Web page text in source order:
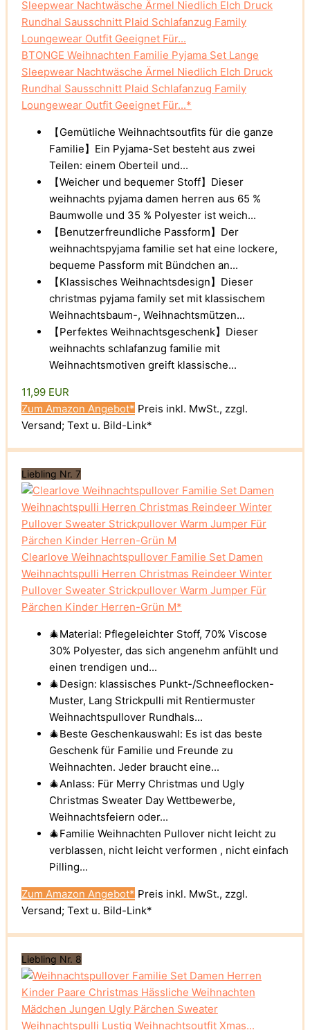
BTONGE Weihnachten Familie Pyjama Set Lange
Sleepwear Nachtwäsche Ärmel Niedlich Elch Druck
Rundhal Sausschnitt Plaid Schlafanzug Family
Loungewear Outfit Geeignet Für...*
【Gemütliche Weihnachtsoutfits für die ganze
Familie】Ein Pyjama-Set besteht aus zwei
Teilen: einem Oberteil und...
【Weicher und bequemer Stoff】Dieser
weihnachts pyjama damen herren aus 65 %
Baumwolle und 35 % Polyester ist weich...
【Benutzerfreundliche Passform】Der
weihnachtspyjama familie set hat eine lockere,
bequeme Passform mit Bündchen an...
【Klassisches Weihnachtsdesign】Dieser
christmas pyjama family set mit klassischem
Weihnachtsbaum-, Weihnachtsmützen...
【Perfektes Weihnachtsgeschenk】Dieser
weihnachts schlafanzug familie mit
Weihnachtsmotiven greift klassische...
11,99 EUR
Zum Amazon Angebot* Preis inkl. MwSt., zzgl.
Versand; Text u. Bild-Link*
Liebling Nr. 7
Clearlove Weihnachtspullover Familie Set Damen
Weihnachtspulli Herren Christmas Reindeer Winter
Pullover Sweater Strickpullover Warm Jumper Für
Pärchen Kinder Herren-Grün M*
🎄Material: Pflegeleichter Stoff, 70% Viscose
30% Polyester, das sich angenehm anfühlt und
einen trendigen und...
🎄Design: klassisches Punkt-/Schneeflocken-
Muster, Lang Strickpulli mit Rentiermuster
Weihnachtspullover Rundhals...
🎄Beste Geschenkauswahl: Es ist das beste
Geschenk für Familie und Freunde zu
Weihnachten. Jeder braucht eine...
🎄Anlass: Für Merry Christmas und Ugly
Christmas Sweater Day Wettbewerbe,
Weihnachtsfeiern oder...
🎄Familie Weihnachten Pullover nicht leicht zu
verblassen, nicht leicht verformen , nicht einfach
Pilling...
Zum Amazon Angebot* Preis inkl. MwSt., zzgl.
Versand; Text u. Bild-Link*
Liebling Nr. 8